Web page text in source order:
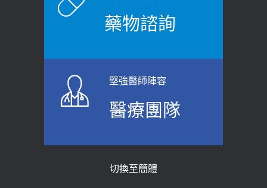
2026-06-08
上班常待在冷氣房？小心泌尿道感染
醫示警：1病症嚴重恐喪命
2021-03-05
骨科魏志定主任接受專訪 【年代電視
質密度檢查！醫：注意5重點可逆轉
藥物諮詢
堅強醫師陣容
醫療團隊
切換至簡體